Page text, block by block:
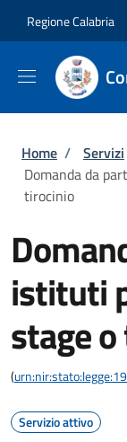
Regione Calabria
Briciole
Home / Servizi
Domanda da
tirocinio
istituti
stage
(
Servizio attivo